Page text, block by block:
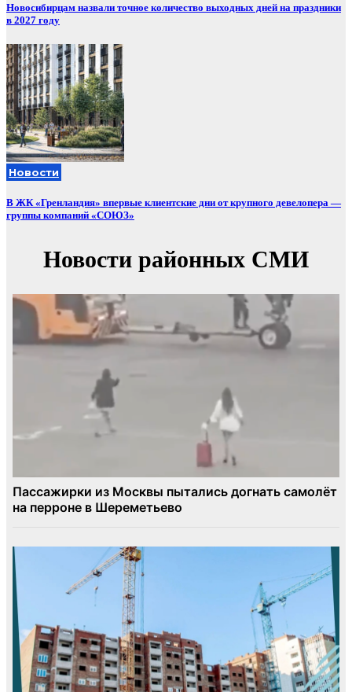
Новосибирцам назвали точное количество выходных дней на праздники
в 2027 году
Новости
В ЖК «Гренландия» впервые клиентские дни от крупного девелопера —
группы компаний «СОЮЗ»